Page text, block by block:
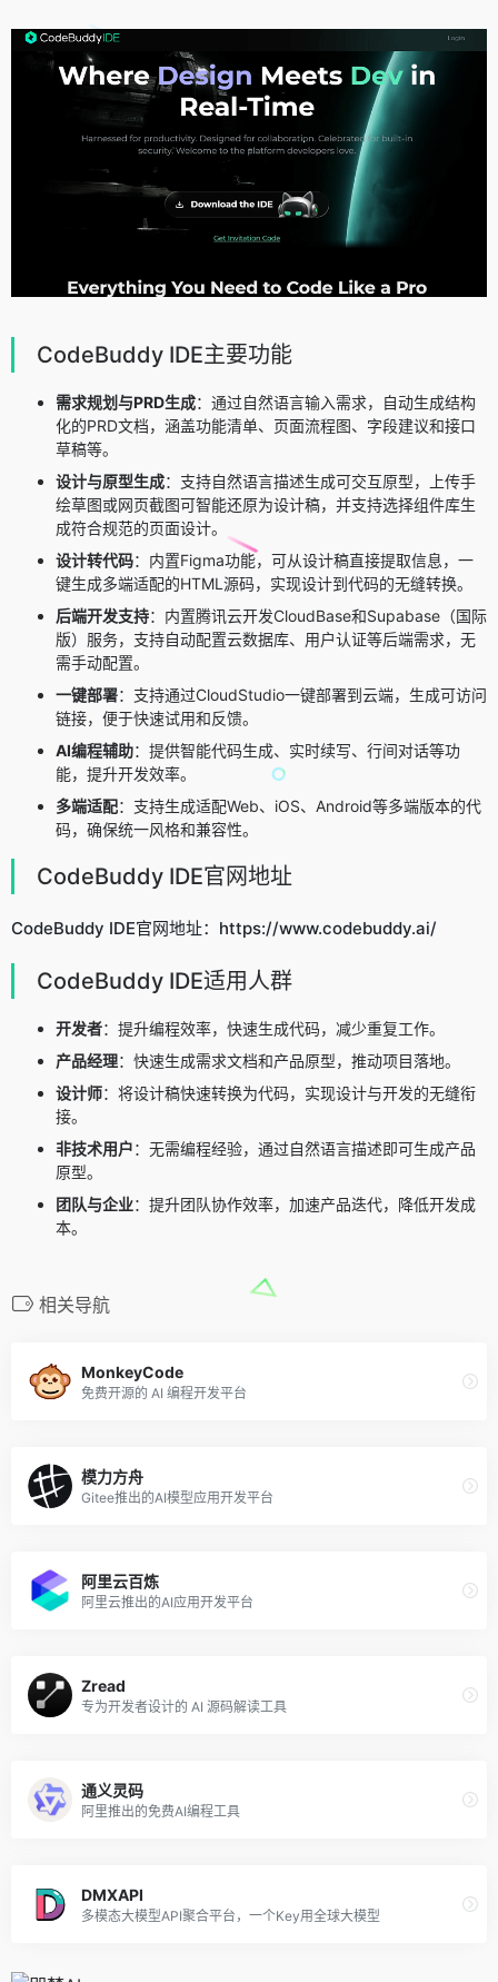
CodeBuddy IDE主要功能
需求规划与PRD生成：通过自然语言输入需求，自动生成结构
化的PRD文档，涵盖功能清单、页面流程图、字段建议和接口
草稿等。
设计与原型生成：支持自然语言描述生成可交互原型，上传手
绘草图或网页截图可智能还原为设计稿，并支持选择组件库生
成符合规范的页面设计。
设计转代码：内置Figma功能，可从设计稿直接提取信息，一
键生成多端适配的HTML源码，实现设计到代码的无缝转换。
后端开发支持：内置腾讯云开发CloudBase和Supabase（国际
版）服务，支持自动配置云数据库、用户认证等后端需求，无
需手动配置。
一键部署：支持通过CloudStudio一键部署到云端，生成可访问
链接，便于快速试用和反馈。
AI编程辅助：提供智能代码生成、实时续写、行间对话等功
能，提升开发效率。
多端适配：支持生成适配Web、iOS、Android等多端版本的代
码，确保统一风格和兼容性。
CodeBuddy IDE官网地址
CodeBuddy IDE官网地址：https://www.codebuddy.ai/
CodeBuddy IDE适用人群
开发者：提升编程效率，快速生成代码，减少重复工作。
产品经理：快速生成需求文档和产品原型，推动项目落地。
设计师：将设计稿快速转换为代码，实现设计与开发的无缝衔
接。
非技术用户：无需编程经验，通过自然语言描述即可生成产品
原型。
团队与企业：提升团队协作效率，加速产品迭代，降低开发成
本。
相关导航
MonkeyCode
免费开源的 AI 编程开发平台
模力方舟
Gitee推出的AI模型应用开发平台
阿里云百炼
阿里云推出的AI应用开发平台
Zread
专为开发者设计的 AI 源码解读工具
通义灵码
阿里推出的免费AI编程工具
DMXAPI
多模态大模型API聚合平台，一个Key用全球大模型